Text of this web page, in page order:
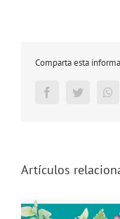
Comparta esta
FacebookTwitter
Artículos